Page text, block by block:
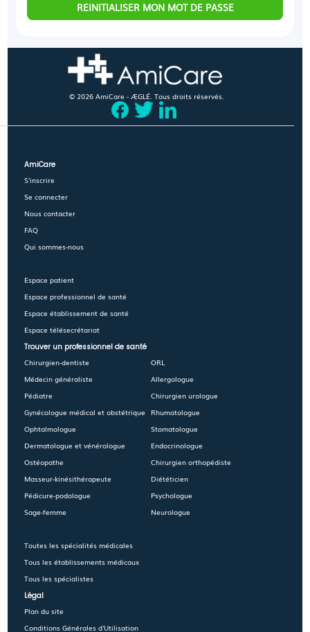
REINITIALISER MON MOT DE PASSE
© 2026 AmiCare - ÆGLÉ. Tous droits réservés.
AmiCare
S'inscrire
Se connecter
Nous contacter
FAQ
Qui sommes-nous
Espace patient
Espace professionnel de santé
Espace établissement de santé
Espace télésecrétariat
Trouver un professionnel de santé
Chirurgien-dentiste
Médecin généraliste
Pédiatre
Gynécologue médical et obstétrique
Ophtalmologue
Dermatologue et vénérologue
Ostéopathe
Masseur-kinésithérapeute
Pédicure-podologue
Sage-femme
Toutes les spécialités médicales
Tous les établissements médicaux
Tous les spécialistes
ORL
Allergologue
Chirurgien urologue
Rhumatologue
Stomatologue
Endocrinologue
Chirurgien orthopédiste
Diététicien
Psychologue
Neurologue
Légal
Plan du site
Conditions Générales d'Utilisation